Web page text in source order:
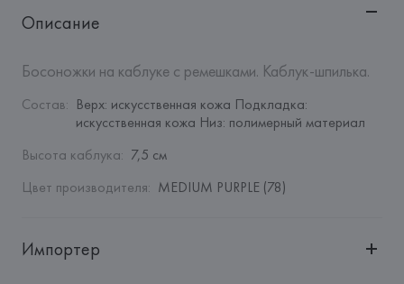
Описание
Босоножки на каблуке с ремешками. Каблук-шпилька.
Состав: Верх: искусственная кожа Подкладка:
искусственная кожа Низ: полимерный материал
Высота каблука: 7,5 см
Цвет производителя: MEDIUM PURPLE (78)
Импортер